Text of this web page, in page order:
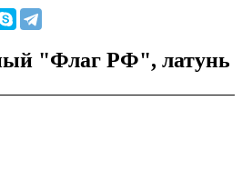
"Флаг РФ", латунь